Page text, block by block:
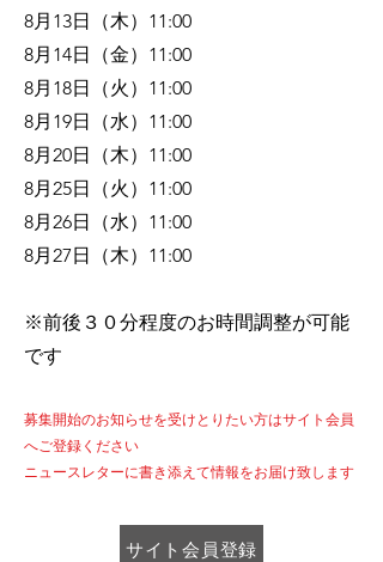
8月13日（木）11:00
8月14日（金）11:00
8月18日（火）11:00
8月19日（水）11:00
8月20日（木）11:00
8月25日（火）11:00
8月26日（水）11:00
8月27日（木）11:00
​※前後３０分程度のお時間調整が可能
です
​募集開始のお知らせを受けとりたい方はサイト会員
へご登録ください
​ニュースレターに書き添えて情報をお届け致します
サイト会員登録